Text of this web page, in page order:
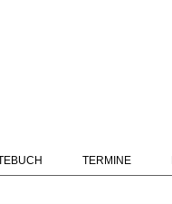
TERMINE